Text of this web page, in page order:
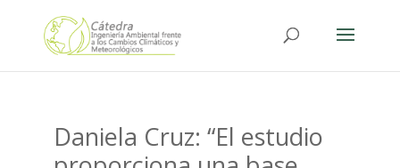
Daniela Cruz: “El estudio